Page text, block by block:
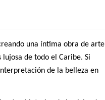
una íntima obra de arte
de todo el Caribe. Si
de la belleza en